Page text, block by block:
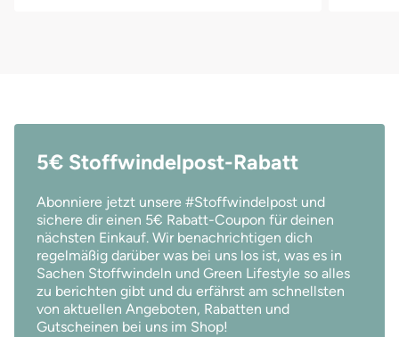
5€ Stoffwindelpost-Rabatt
Abonniere jetzt unsere #Stoffwindelpost und
sichere dir einen 5€ Rabatt-Coupon für deinen
nächsten Einkauf. Wir benachrichtigen dich
regelmäßig darüber was bei uns los ist, was es in
Sachen Stoffwindeln und Green Lifestyle so alles
zu berichten gibt und du erfährst am schnellsten
von aktuellen Angeboten, Rabatten und
Gutscheinen bei uns im Shop!